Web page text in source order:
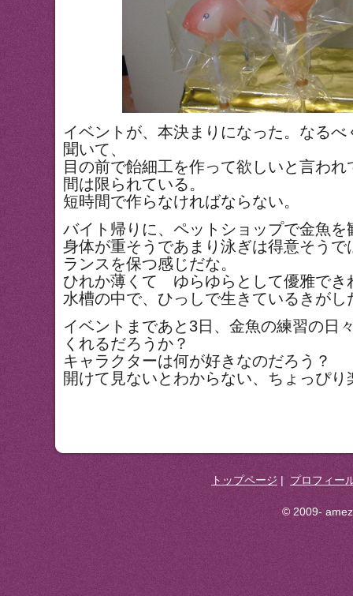
イベントが、本決まりになった。なる
聞いて、
目の前で飴細工を作って欲しいと言わ
間は限られている。
短時間で作らなければならない。
バイト帰りに、ペットショップで金魚を
身体が重そうであまり泳ぎは得意そう
ランスを保つ感じだな。
ひれか薄くて ゆらゆらとして優雅でき
水槽の中で、ひっしで生きているきがし
イベントまであと3日、金魚の練習の日
くれるだろうか？
キャラクターは何が好きなのだろう？
開けて見ないとわからない、ちょっぴり
トップページ | プロフィー
© 2009-